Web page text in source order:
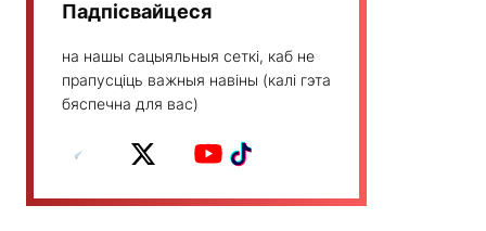
Падпісвайцеся
на нашы сацыяльныя сеткі, каб не
прапусціць важныя навіны (калі гэта
бяспечна для вас)